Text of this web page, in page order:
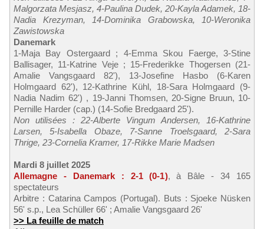
Malgorzata Mesjasz, 4-Paulina Dudek, 20-Kayla Adamek, 18-
Nadia Krezyman, 14-Dominika Grabowska, 10-Weronika
Zawistowska
Danemark
1-Maja Bay Ostergaard ; 4-Emma Skou Faerge, 3-Stine
Ballisager, 11-Katrine Veje ; 15-Frederikke Thogersen (21-
Amalie Vangsgaard 82'), 13-Josefine Hasbo (6-Karen
Holmgaard 62'), 12-Kathrine Kühl, 18-Sara Holmgaard (9-
Nadia Nadim 62') , 19-Janni Thomsen, 20-Signe Bruun, 10-
Pernille Harder (cap.) (14-Sofie Bredgaard 25').
Non utilisées : 22-Alberte Vingum Andersen, 16-Kathrine
Larsen, 5-Isabella Obaze, 7-Sanne Troelsgaard, 2-Sara
Thrige, 23-Cornelia Kramer, 17-Rikke Marie Madsen
Mardi 8 juillet 2025
Allemagne - Danemark : 2-1 (0-1), à Bâle - 34 165
spectateurs
Arbitre : Catarina Campos (Portugal). Buts : Sjoeke Nüsken
56' s.p., Lea Schüller 66' ; Amalie Vangsgaard 26'
>> La feuille de match